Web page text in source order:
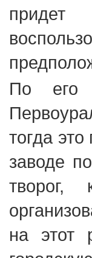
По его
тогда
заводе
на этот